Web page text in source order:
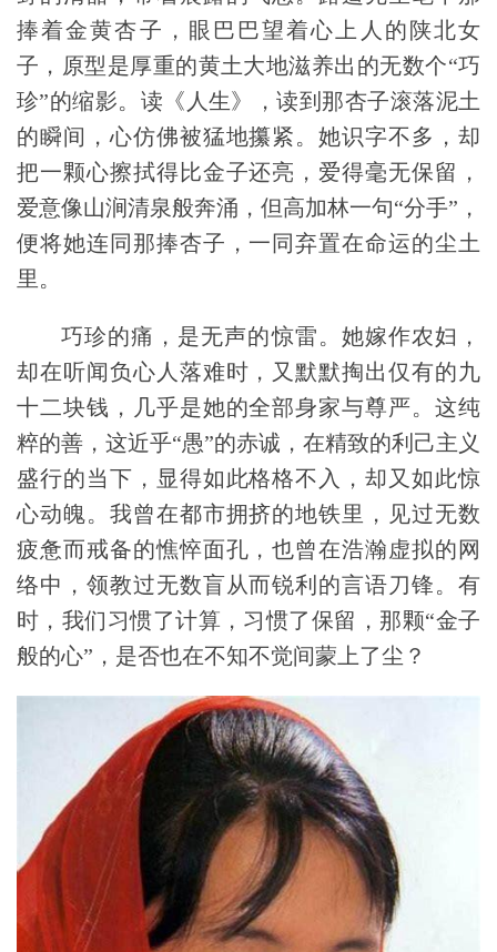
捧着金黄杏子，眼巴巴望着心上人的陕北女
子，原型是厚重的黄土大地滋养出的无数个“巧
珍”的缩影。读《人生》，读到那杏子滚落泥土
的瞬间，心仿佛被猛地攥紧。她识字不多，却
把一颗心擦拭得比金子还亮，爱得毫无保留，
爱意像山涧清泉般奔涌，但高加林一句“分手”，
便将她连同那捧杏子，一同弃置在命运的尘土
里。
巧珍的痛，是无声的惊雷。她嫁作农妇，
却在听闻负心人落难时，又默默掏出仅有的九
十二块钱， 几乎是她的全部身家与尊严。这纯
粹的善，这近乎“愚”的赤诚，在精致的利己主义
盛行的当下，显得如此格格不入，却又如此惊
心动魄。我曾在都市拥挤的地铁里，见过无数
疲惫而戒备的憔悴面孔，也曾在浩瀚虚拟的网
络中，领教过无数盲从而锐利的言语刀锋。有
时，我们习惯了计算，习惯了保留，那颗“金子
般的心”，是否也在不知不觉间蒙上了尘？